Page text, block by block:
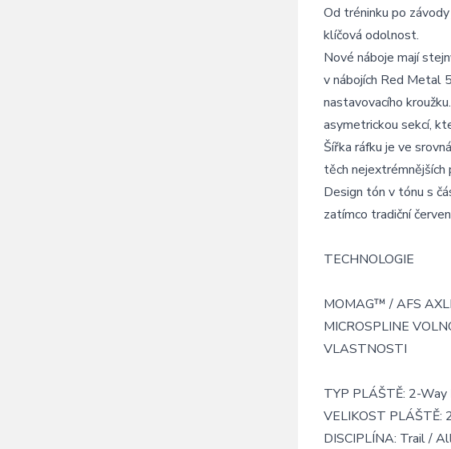
Od tréninku po
klíčová odolnost.
Nové náboje mají
v nábojích Red Metal
nastavovacího
asymetrickou sekcí,
Šířka ráfku je ve
těch nejextrémnějších
Design tón v tónu s
zatímco tradiční
TECHNOLOGIE
MOMAG™ / AFS
MICROSPLINE
VLASTNOSTI
TYP PLÁŠTĚ: 2-
VELIKOST PLÁŠTĚ:
DISCIPLÍNA: Trail /